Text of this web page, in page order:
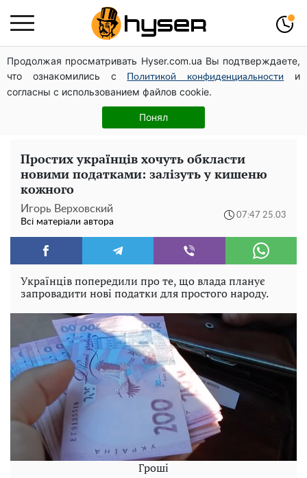
Продолжая просматривать Hyser.com.ua Вы подтверждаете,
что ознакомились с
Политикой конфиденциальности
и
согласны с использованием файлов cookie.
Понял
Дрони із націнкою: Олександр Конотопський вивів
мільйони оборонного бюджету через фіктивну фірму в
Естонії
Гола Олена Тополя у цікавих позах змусила відвисати
щелепи: злив відео – було лише початком
Простих українців хочуть обкласти
новими податками: залізуть у кишеню
кожного
Игорь Верховский
Всі матеріали автора
07:47 25.03
Українців попередили про те, що влада планує
запровадити нові податки для простого народу.
Гроші